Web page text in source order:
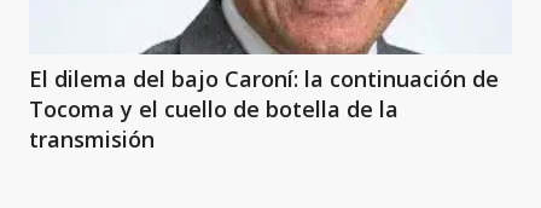
El dilema del bajo Caroní: la continuación de
Tocoma y el cuello de botella de la
transmisión